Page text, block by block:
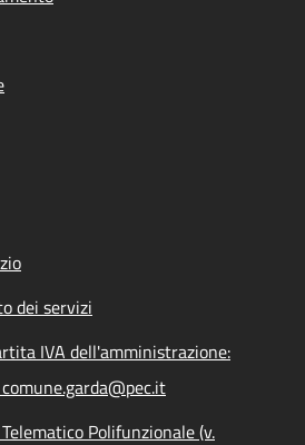
dei servizi
IVA dell'amministrazione:
Polifunzionale (v.